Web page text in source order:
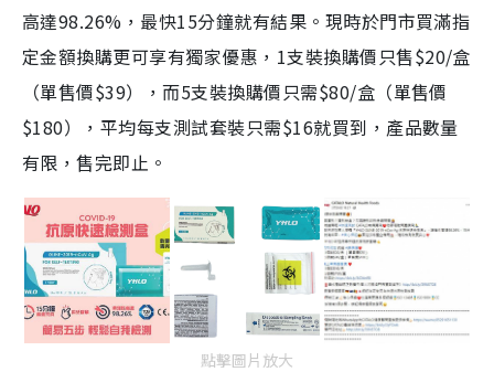
高達98.26%，最快15分鐘就有結果。現時於門市買滿指
定金額換購更可享有獨家優惠，1支裝換購價只售$20/盒
（單售價$39），而5支裝換購價只需$80/盒（單售價
$180），平均每支測試套裝只需$16就買到，產品數量
有限，售完即止。
點擊圖片放大